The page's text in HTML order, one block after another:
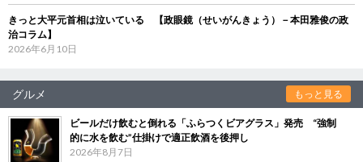
きっと大平元首相は泣いている 【政眼鏡（せいがんきょう）－本田雅俊の政
治コラム】
2026年6月10日
グルメ もっと見る
ビールだけ飲むと倒れる「ふらつくビアグラス」発売 “強制
的に水を飲む”仕掛けで適正飲酒を後押し
2026年8月7日